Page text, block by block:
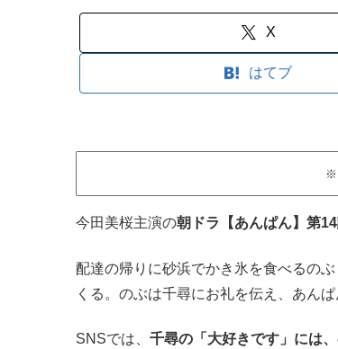
X
はてブ
※
今田美桜主演の朝ドラ【あんぱん】第
配達の帰りに砂浜でかき氷を食べるの
くる。のぶは千尋にお礼を伝え、あん
SNSでは、 千尋の「大好きです」には